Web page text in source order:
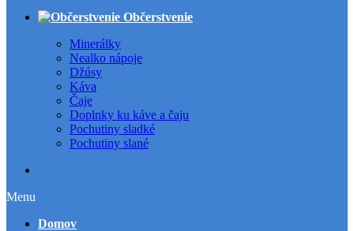
Občerstvenie
Minerálky
Nealko nápoje
Džúsy
Káva
Čaje
Doplnky ku káve a čaju
Pochutiny sladké
Pochutiny slané
Menu
Domov